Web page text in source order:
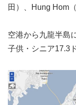
田）、Hung Hom
空港から九龍半島
子供・シニア17.3